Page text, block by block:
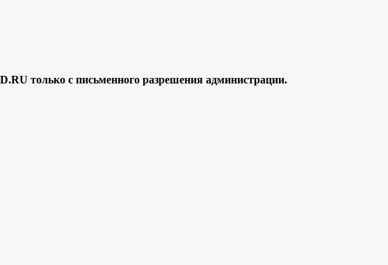
только с письменного разрешения администрации.